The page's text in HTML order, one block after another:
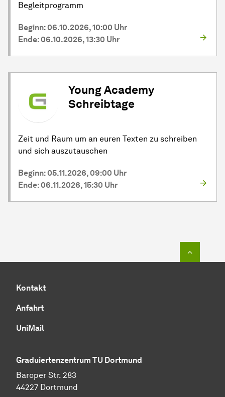
Begleitprogramm
Beginn: 06.10.2026, 10:00 Uhr
Ende: 06.10.2026, 13:30 Uhr
Young Academy
Schreibtage
Zeit und Raum um an euren Texten zu schreiben
und sich auszutauschen
Beginn: 05.11.2026, 09:00 Uhr
Ende: 06.11.2026, 15:30 Uhr
Kontakt
Anfahrt
UniMail
Graduiertenzentrum TU Dortmund
Baroper Str. 283
44227 Dortmund